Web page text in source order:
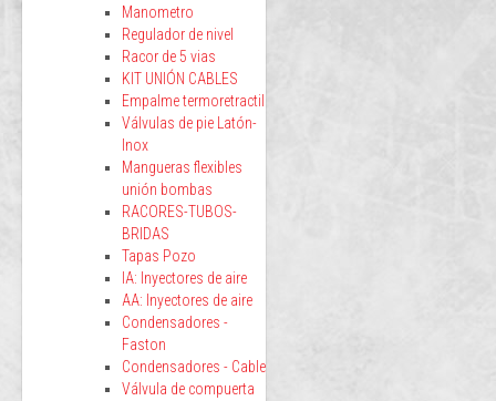
Manometro
Regulador de nivel
Racor de 5 vias
KIT UNIÓN CABLES
Empalme termoretractil
Válvulas de pie Latón-
Inox
Mangueras flexibles
unión bombas
RACORES-TUBOS-
BRIDAS
Tapas Pozo
IA: Inyectores de aire
AA: Inyectores de aire
Condensadores -
Faston
Condensadores - Cable
Válvula de compuerta